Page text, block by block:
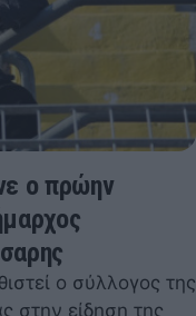
ο πρώην
ο σύλλογος της
στην είδηση της